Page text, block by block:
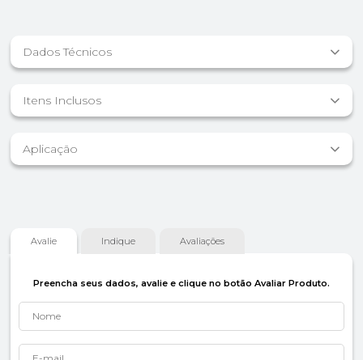
Dados Técnicos
Itens Inclusos
Aplicação
Avalie Indique Avaliações
Preencha seus dados, avalie e clique no botão Avaliar Produto.